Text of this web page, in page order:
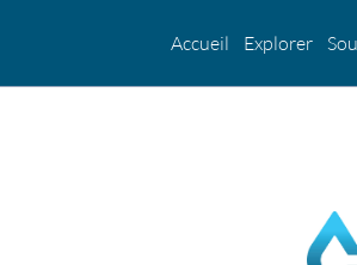
Accueil Explorer